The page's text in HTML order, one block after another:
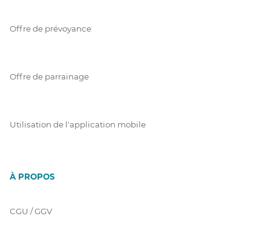
Offre de prévoyance
Offre de parrainage
Utilisation de l'application mobile
À PROPOS
CGU / GGV